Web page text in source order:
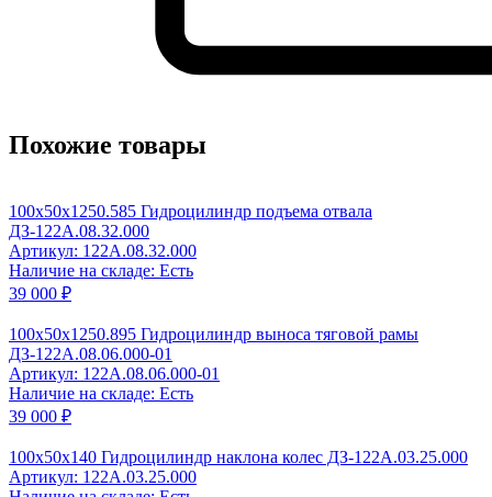
Похожие товары
100x50x1250.585 Гидроцилиндр подъема отвала
ДЗ-122А.08.32.000
Артикул: 122A.08.32.000
Наличие на складе: Есть
39 000 ₽
100x50x1250.895 Гидроцилиндр выноса тяговой рамы
ДЗ-122А.08.06.000-01
Артикул: 122A.08.06.000-01
Наличие на складе: Есть
39 000 ₽
100x50x140 Гидроцилиндр наклона колес ДЗ-122А.03.25.000
Артикул: 122A.03.25.000